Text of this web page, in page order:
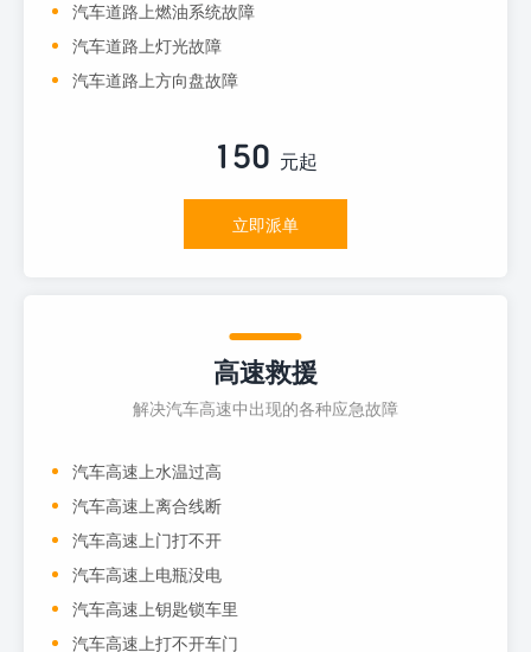
汽车道路上燃油系统故障
汽车道路上灯光故障
汽车道路上方向盘故障
150 元起
立即派单
高速救援
解决汽车高速中出现的各种应急故障
汽车高速上水温过高
汽车高速上离合线断
汽车高速上门打不开
汽车高速上电瓶没电
汽车高速上钥匙锁车里
汽车高速上打不开车门